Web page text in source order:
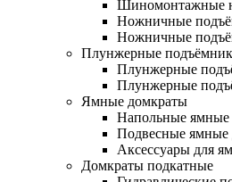
Шиномонтажные
Ножничные
Ножничные
Плунжерные
Плунжерные
Плунжерные
Ямные домкраты
Напольные ямные
Подвесные ямные
Аксессуары для
Домкраты подкатные